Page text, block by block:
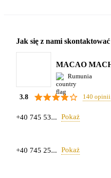
Jak się z nami skontaktować
Rumunia
3.8 140 opinii
+40 745 53... Pokaż
+40 745 25... Pokaż